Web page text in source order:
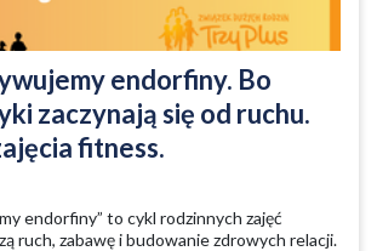
endorfiny. Bo
zaczynają się od ruchu.
fitness.
endorfiny” to cykl rodzinnych zajęć
ruch, zabawę i budowanie zdrowych relacji.